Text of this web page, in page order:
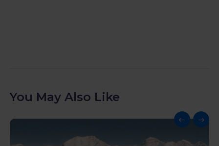
You May Also Like